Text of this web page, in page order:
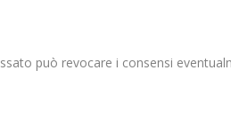
può revocare i consensi